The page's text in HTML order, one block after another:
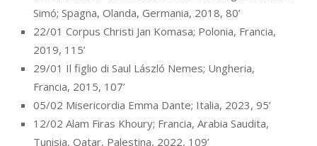
Simó; Spagna, Olanda, Germania, 2018, 80’
22/01 Corpus Christi Jan Komasa; Polonia, Francia,
2019, 115’
29/01 Il figlio di Saul László Nemes; Ungheria,
Francia, 2015, 107’
05/02 Misericordia Emma Dante; Italia, 2023, 95’
12/02 Alam Firas Khoury; Francia, Arabia Saudita,
Tunisia, Qatar, Palestina, 2022, 109’